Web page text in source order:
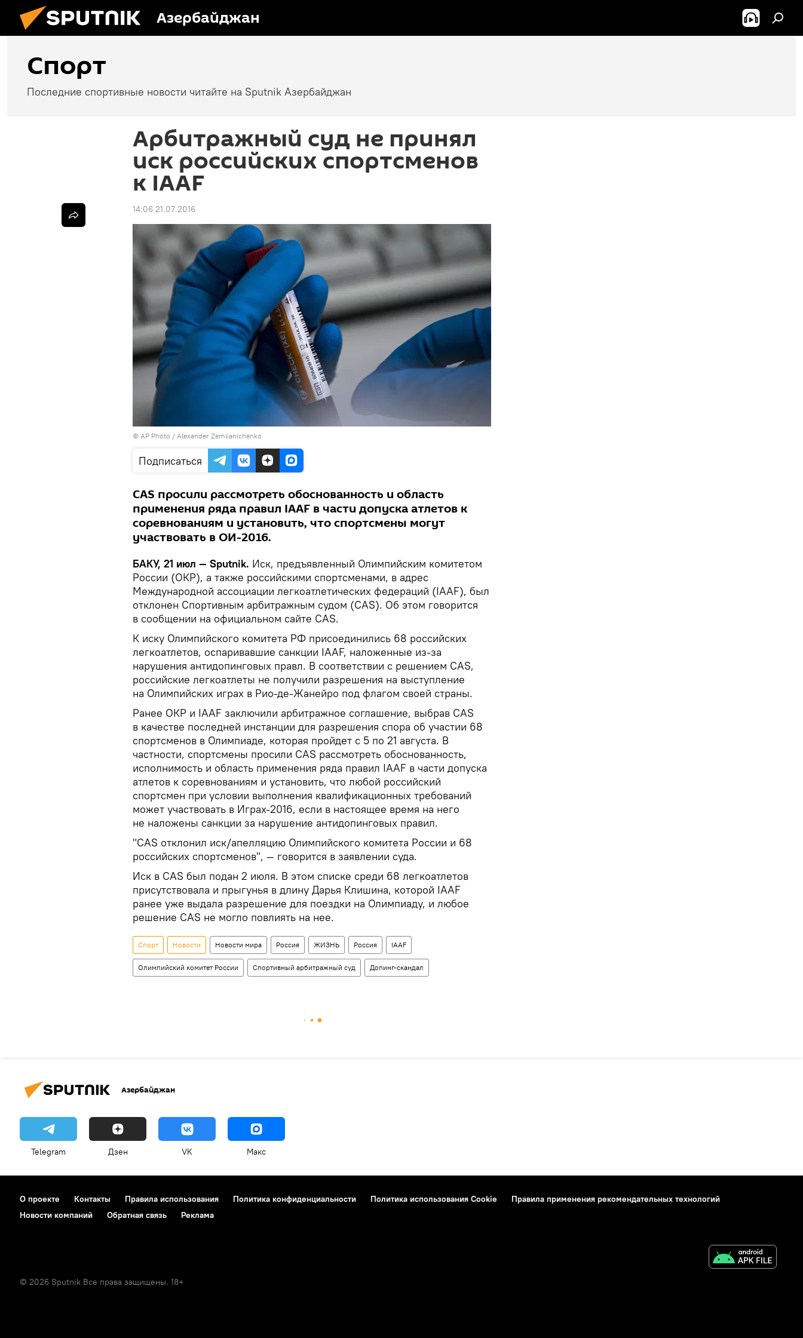
Азербайджан
Спорт
Последние спортивные новости читайте на Sputnik Азербайджан
Арбитражный суд не принял
иск российских спортсменов
к IAAF
14:06 21.07.2016
© AP Photo / Alexander Zemlianichenko
Подписаться
CAS просили рассмотреть обоснованность и область
применения ряда правил IAAF в части допуска атлетов к
соревнованиям и установить, что спортсмены могут
участвовать в ОИ-2016.
БАКУ, 21 июл — Sputnik. Иск, предъявленный Олимпийским комитетом
России (ОКР), а также российскими спортсменами, в адрес
Международной ассоциации легкоатлетических федераций (IAAF), был
отклонен Спортивным арбитражным судом (CAS). Об этом говорится
в сообщении на официальном сайте CAS.
К иску Олимпийского комитета РФ присоединились 68 российских
легкоатлетов, оспаривавшие санкции IAAF, наложенные из-за
нарушения антидопинговых правл. В соответствии с решением CAS,
российские легкоатлеты не получили разрешения на выступление
на Олимпийских играх в Рио-де-Жанейро под флагом своей страны.
Ранее ОКР и IAAF заключили арбитражное соглашение, выбрав CAS
в качестве последней инстанции для разрешения спора об участии 68
спортсменов в Олимпиаде, которая пройдет с 5 по 21 августа. В
частности, спортсмены просили CAS рассмотреть обоснованность,
исполнимость и область применения ряда правил IAAF в части допуска
атлетов к соревнованиям и установить, что любой российский
спортсмен при условии выполнения квалификационных требований
может участвовать в Играх-2016, если в настоящее время на него
не наложены санкции за нарушение антидопинговых правил.
"CAS отклонил иск/апелляцию Олимпийского комитета России и 68
российских спортсменов", — говорится в заявлении суда.
Иск в CAS был подан 2 июля. В этом списке среди 68 легкоатлетов
присутствовала и прыгунья в длину Дарья Клишина, которой IAAF
ранее уже выдала разрешение для поездки на Олимпиаду, и любое
решение CAS не могло повлиять на нее.
Спорт Новости Новости мира Россия ЖИЗНЬ Россия IAAF
Олимпийский комитет России Спортивный арбитражный суд Допинг-скандал
Азербайджан
Telegram Дзен VK Макс
О проекте Контакты Правила использования Политика конфиденциальности Политика использования Cookie
Правила применения рекомендательных технологий
Новости компаний
Обратная связь Реклама
© 2026 Sputnik Все права защищены. 18+